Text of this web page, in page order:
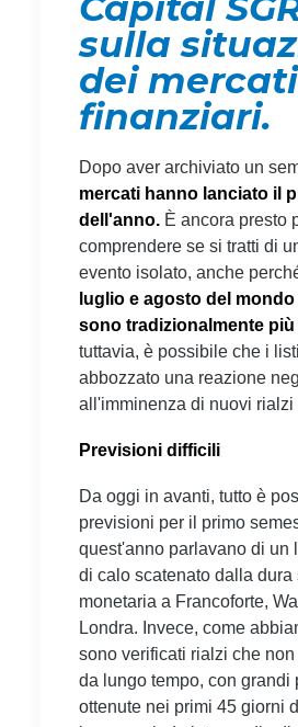
sulla
dei mercati
finanziari.
Dopo aver archiviato un
mercati hanno lanciato il
dell'anno. È ancora presto
comprendere se si tratti di
evento isolato, anche
luglio e agosto del
sono tradizionalmente
tuttavia, è possibile che i
abbozzato una reazione
all'imminenza di nuovi rialzi
Previsioni difficili
Da oggi in avanti, tutto è
previsioni per il primo
quest'anno parlavano di un
di calo scatenato dalla dura
monetaria a Francoforte,
Londra. Invece, come
sono verificati rialzi che
da lungo tempo, con grandi
ottenute nei primi 45 giorni